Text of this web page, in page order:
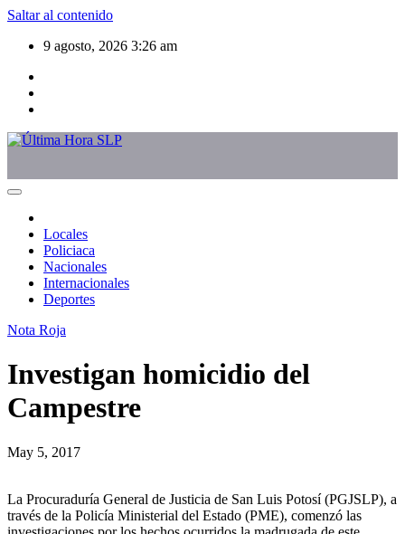
Saltar al contenido
9 agosto, 2026 3:26 am
Locales
Policiaca
Nacionales
Internacionales
Deportes
Nota Roja
Investigan homicidio del
Campestre
May 5, 2017
La Procuraduría General de Justicia de San Luis Potosí (PGJSLP), a
través de la Policía Ministerial del Estado (PME), comenzó las